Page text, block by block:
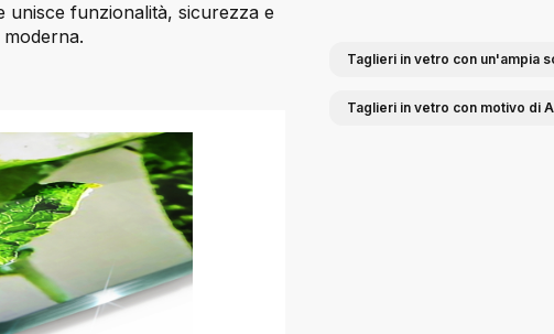
unisce funzionalità, sicurezza e
Taglieri in vetro con un'ampia
Taglieri in vetro con motivo di